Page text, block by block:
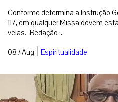
Conforme determina a Instrução
117, em qualquer Missa devem
velas. Redação ...
08 / Aug | Espiritualidade